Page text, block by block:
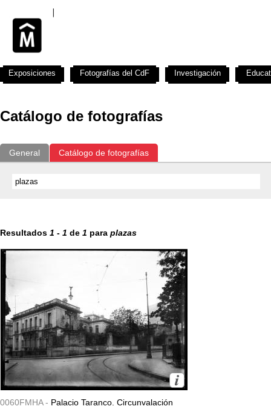
Catálogo de fotografías
General Catálogo de fotografías
Resultados 1 - 1 de 1 para plazas
0060FMHA - Palacio Taranco. Circunvalación
Exposiciones Fotografías del CdF Investigación